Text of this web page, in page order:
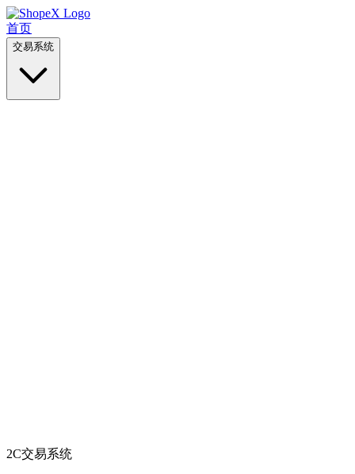
首页
交易系统
2C交易系统